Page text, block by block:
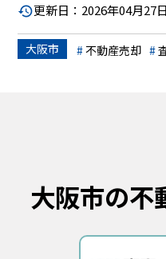
大阪市での不動産売却は、
から、地域ごとの違いを
す。本記事では、大阪市
ための第一歩を踏み出し
更新日：2026年04月27日
大阪市 不動産売却
大阪市の不